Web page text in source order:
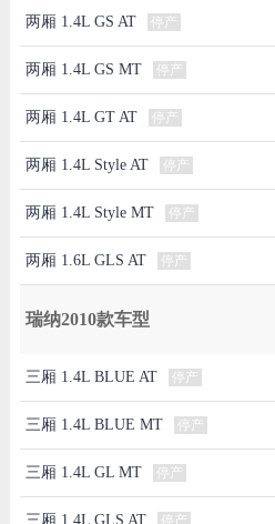
两厢 1.4L GS AT 停产
两厢 1.4L GS MT 停产
两厢 1.4L GT AT 停产
两厢 1.4L Style AT 停产
两厢 1.4L Style MT 停产
两厢 1.6L GLS AT 停产
瑞纳2010款车型
三厢 1.4L BLUE AT 停产
三厢 1.4L BLUE MT 停产
三厢 1.4L GL MT 停产
三厢 1.4L GLS AT 停产